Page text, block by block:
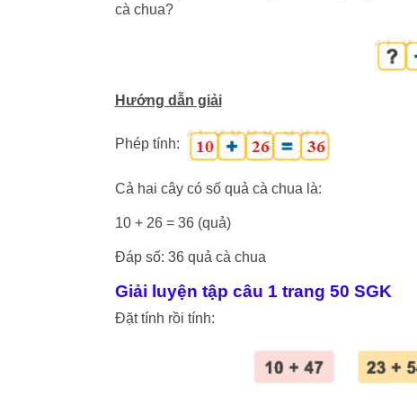
cà chua?
Hướng dẫn giải
Phép tính:
Cả hai cây có số quả cà chua là:
10 + 26 = 36 (quả)
Đáp số: 36 quả cà chua
Giải luyện tập câu 1 trang 50 SGK
Đặt tính rồi tính: